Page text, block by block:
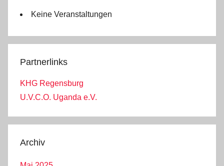
Keine Veranstaltungen
Partnerlinks
KHG Regensburg
U.V.C.O. Uganda e.V.
Archiv